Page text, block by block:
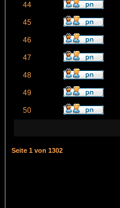
44
45
46
47
48
49
50
Seite 1 von 1302